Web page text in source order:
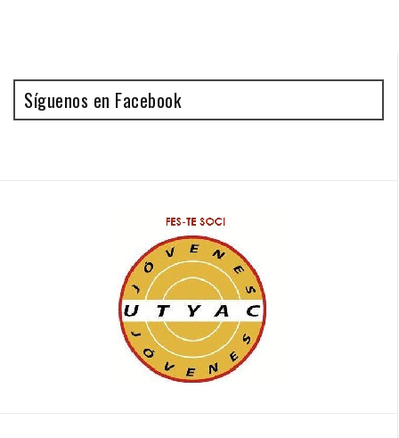
Síguenos en Facebook